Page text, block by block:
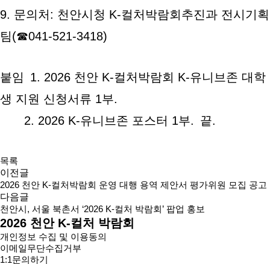
9. 문의처: 천안시청 K-컬처박람회추진과 전시기획
팀(☎041-521-3418)
붙임 1. 2026 천안 K-컬처박람회 K-유니브존 대학
생 지원 신청서류 1부.
2. 2026 K-유니브존 포스터 1부. 끝.
목록
이전글
2026 천안 K-컬처박람회 운영 대행 용역 제안서 평가위원 모집 공고
다음글
천안시, 서울 북촌서 ‘2026 K-컬처 박람회’ 팝업 홍보
2026 천안 K-컬처 박람회
개인정보 수집 및 이용동의
이메일무단수집거부
1:1문의하기